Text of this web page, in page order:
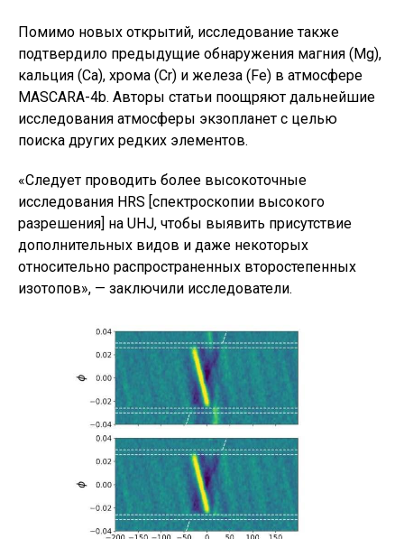
Помимо новых открытий, исследование также
подтвердило предыдущие обнаружения магния (Mg),
кальция (Ca), хрома (Cr) и железа (Fe) в атмосфере
MASCARA-4b. Авторы статьи поощряют дальнейшие
исследования атмосферы экзопланет с целью
поиска других редких элементов.
«Следует проводить более высокоточные
исследования HRS [спектроскопии высокого
разрешения] на UHJ, чтобы выявить присутствие
дополнительных видов и даже некоторых
относительно распространенных второстепенных
изотопов», — заключили исследователи.